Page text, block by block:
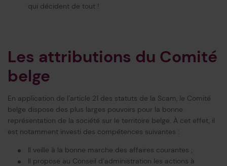
qui décident de tout !
Les attributions du Comité
belge
En application de l’article 21 des statuts de la Scam, le Comité
belge dispose des plus larges pouvoirs pour la bonne
représentation de la société sur le territoire belge. À cet effet, il
est notamment investi des compétences suivantes :
Il veille à la bonne marche des affaires courantes ;
Il propose au Conseil d’administration les actions à